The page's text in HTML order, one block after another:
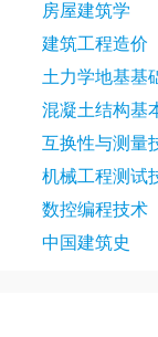
房屋建筑学
建筑工程造价
土力学地基基
混凝土结构基
互换性与测量
机械工程测试
数控编程技术
中国建筑史